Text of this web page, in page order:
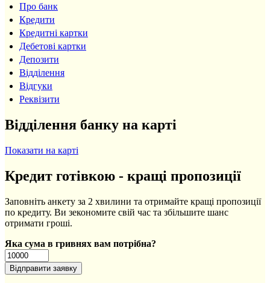
Про банк
Кредити
Кредитні картки
Дебетові картки
Депозити
Відділення
Відгуки
Реквізити
Відділення банку на карті
Показати на карті
Кредит готівкою - кращі пропозиції
Заповніть анкету за 2 хвилини та отримайте кращі пропозиції
по кредиту. Ви зекономите свій час та збільшите шанс
отримати гроші.
Яка сума в гривнях вам потрібна?